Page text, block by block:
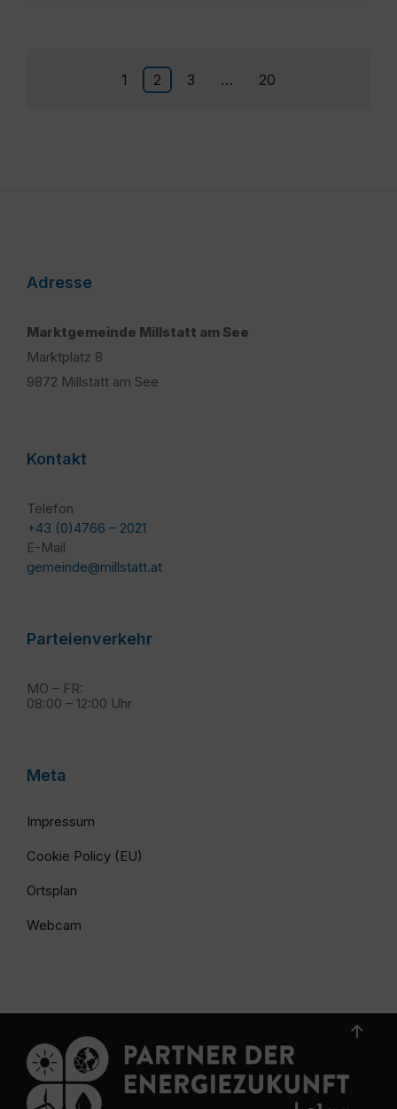
Seitennummerierung
1 2 3 … 20
Adresse
Marktgemeinde Millstatt am See
Marktplatz 8
9872 Millstatt am See
Kontakt
Telefon
+43 (0)4766 – 2021
E-Mail
gemeinde@millstatt.at
Parteienverkehr
MO – FR:
08:00 – 12:00 Uhr
Meta
Impressum
Cookie Policy (EU)
Ortsplan
Webcam